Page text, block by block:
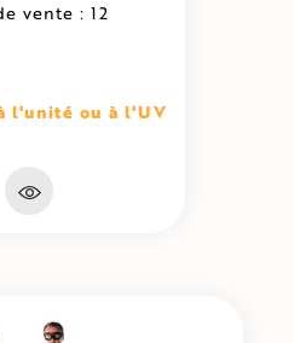
vente : 12
l'unité ou à l'UV